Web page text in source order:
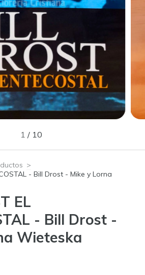
1 / 10
>
- Bill Drost - Mike y Lorna
EL
- Bill Drost -
Wieteska